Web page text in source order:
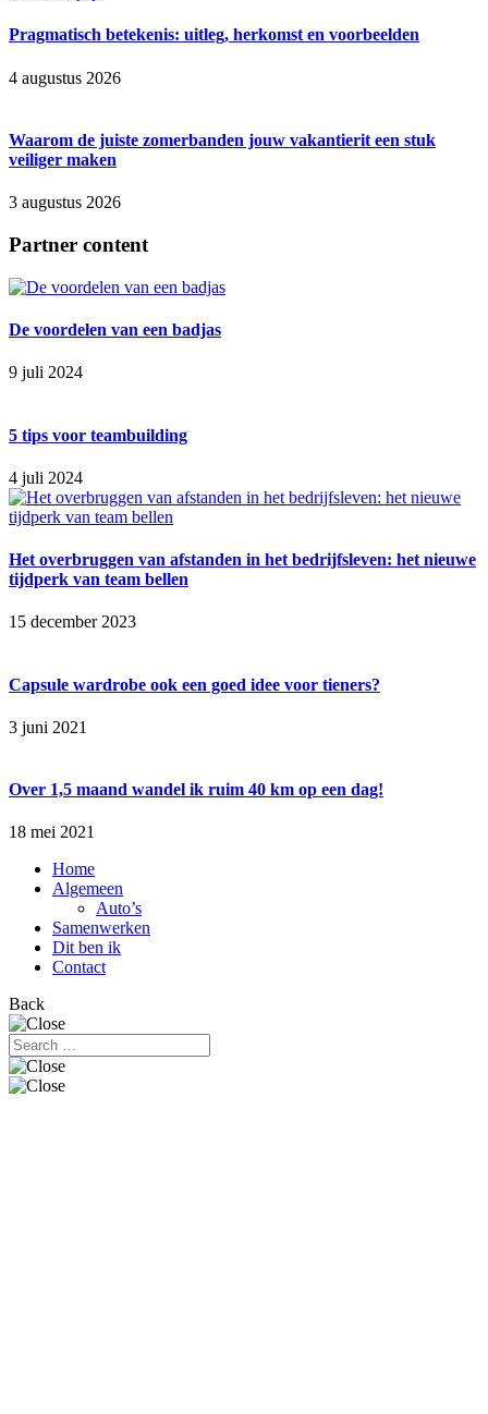
Pragmatisch betekenis: uitleg, herkomst en voorbeelden
4 augustus 2026
Waarom de juiste zomerbanden jouw vakantierit een stuk
veiliger maken
3 augustus 2026
Partner content
De voordelen van een badjas
9 juli 2024
5 tips voor teambuilding
4 juli 2024
Het overbruggen van afstanden in het bedrijfsleven: het nieuwe
tijdperk van team bellen
15 december 2023
Capsule wardrobe ook een goed idee voor tieners?
3 juni 2021
Over 1,5 maand wandel ik ruim 40 km op een dag!
18 mei 2021
Home
Algemeen
Auto’s
Samenwerken
Dit ben ik
Contact
Back